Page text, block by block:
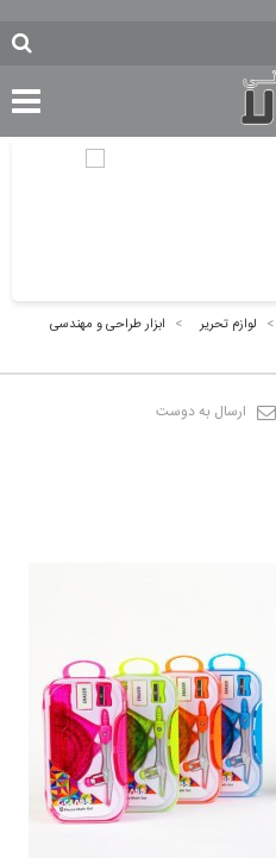
> لوازم تحریر > ابزار طراحی و مهندسی
ارسال به دوست